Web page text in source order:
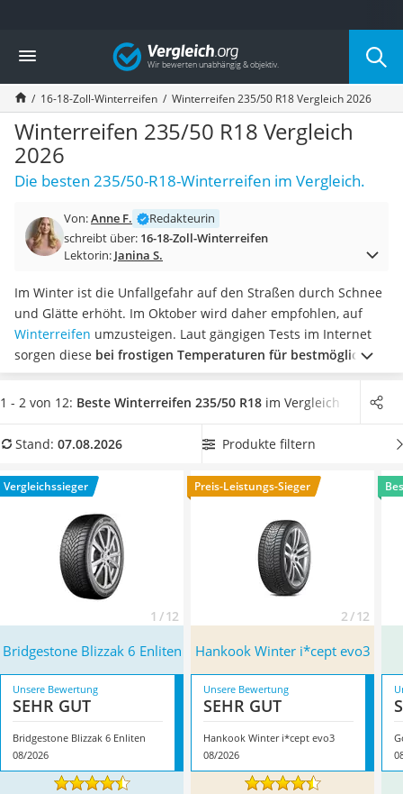
Die beliebtesten Vergleiche nach Kategorie
Auto & Motor
Fahrradträger-Anhängerkupplung (4 Fahrräder)
Fahrradträger
Fahrradträger (Anhängerkupplung)
Fahrradträger 3 Fahrräder
Benzinkanister (20 l)
Dashcam
Benzinkanister
Marderschreck
AGM-Batterie Wohnmobil
Thule-Fahrradträger
FM-Transmitter
Sommerreifen 205/55 R16
Autobatterie-Ladegerät
Alkoholtester
Diesel-Additiv
Wagenheber
Service
Vergleich
16-18-Zoll-Winterreifen Winterreifen 235/50 R18 Vergleich 2026
Winterreifen 235/50 R18 Vergleich
2026
Die besten 235/50-R18-Winterreifen im Vergleich.
Von:Anne F.
Redakteurin
schreibt über: 16-18-Zoll-Winterreifen
Lektorin: Janina S.
Im Winter ist die Unfallgefahr auf den Straßen durch Schnee
und Glätte erhöht. Im Oktober wird daher empfohlen, auf
Winterreifen umzusteigen. Laut gängigen Tests im Internet
sorgen diese bei frostigen Temperaturen für bestmögliche
Sicherheit. Achten Sie bei Ihren neuen 235/50-R18-
Winterreifen auf die maximale Traglast sowie
Produkttabelle235/50-R18-Winterreifen mit guter
umweltschonend unterwegs zu sein. Überzeugt hat uns hier
im August 2026 besonders das ModellBridgestone Blizzak 6
mit seinen Eigenschaften.
1 - 2 von 12: Beste Winterreifen 235/50 R18 im Vergleich
Stand: 07.08.2026 Produkte filtern
Vergleichssieger
1 / 12
Preis-Leistungs-Sieger
2 / 12
Bridgestone Blizzak 6 Enliten Hankook Winter i*cept evo3
Unsere Bewertung
SEHR GUT
Bridgestone Blizzak 6 Enliten
08/2026
Unsere Bewertung
SEHR GUT
Hankook Winter i*cept evo3
08/2026